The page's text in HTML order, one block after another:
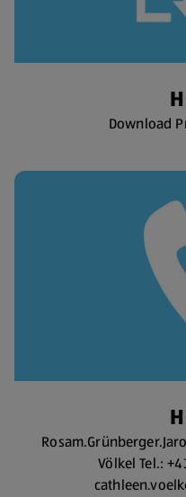
Download
Völkel Tel.: